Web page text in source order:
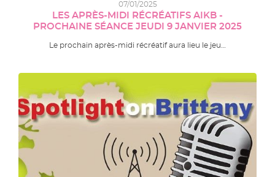
07/01/2025
LES APRÈS-MIDI RÉCRÉATIFS AIKB -
PROCHAINE SÉANCE JEUDI 9 JANVIER 2025
Le prochain après-midi récréatif aura lieu le jeu…